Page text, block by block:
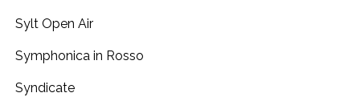
Sylt Open Air
Symphonica in Rosso
Syndicate